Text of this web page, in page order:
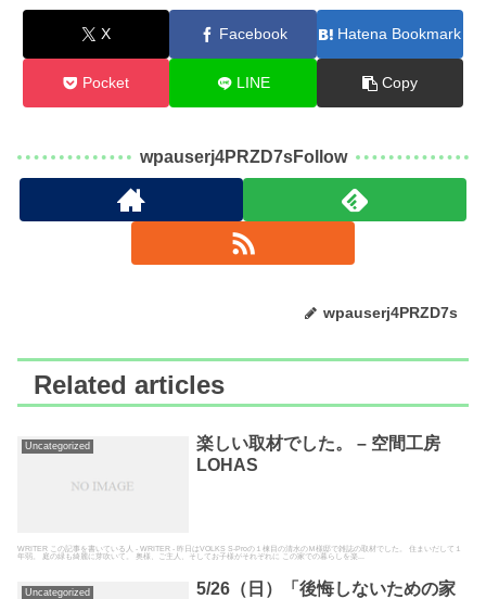
X Facebook Hatena Bookmark
Pocket LINE Copy
wpauserj4PRZD7sFollow
wpauserj4PRZD7s
Related articles
Uncategorized
楽しい取材でした。 – 空間工房
LOHAS
WRITER この記事を書いている人 - WRITER - 昨日はVOLKS S-Proの１棟目の清水のＭ様邸で雑誌の取材でした。 住まいだして１
年弱。 庭の緑も綺麗に芽吹いて。 奥様、ご主人、そしてお子様がそれぞれに この家での暮らしを楽...
Uncategorized
5/26（日）「後悔しないための家